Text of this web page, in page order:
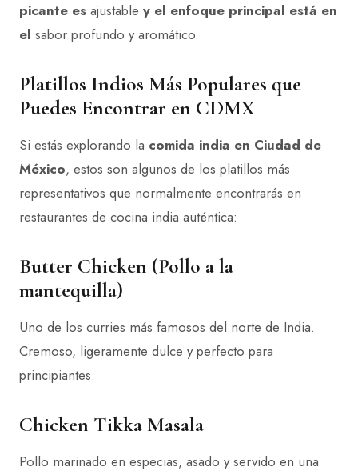
picante es ajustable y el enfoque principal está en
el sabor profundo y aromático.
Platillos Indios Más Populares que
Puedes Encontrar en CDMX
Si estás explorando la comida india en Ciudad de
México, estos son algunos de los platillos más
representativos que normalmente encontrarás en
restaurantes de cocina india auténtica:
Butter Chicken (Pollo a la
mantequilla)
Uno de los curries más famosos del norte de India.
Cremoso, ligeramente dulce y perfecto para
principiantes.
Chicken Tikka Masala
Pollo marinado en especias, asado y servido en una